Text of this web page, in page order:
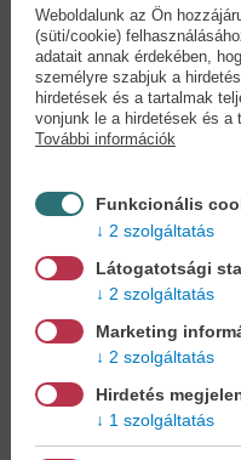
Juhász Katalin
10,90 €
Weboldalunk az Ön
(süti/cookie)
adatait annak érdekében,
személyre szabjuk a
hirdetések és a tartalmak
vonjunk le a hirdetések és a
További információk
Funkcionális
2 szolgáltatás
Látogatotsági
2 szolgáltatás
Marketing
2 szolgáltatás
Hirdetés
1 szolgáltatás